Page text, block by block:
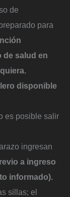
de
para
de salud en
disponible
es posible salir
ingresan
a ingreso
informado).
sillas; el